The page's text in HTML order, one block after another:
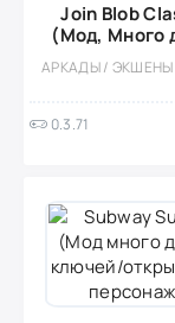
Join Blob
(Мод, Много
0.3.71